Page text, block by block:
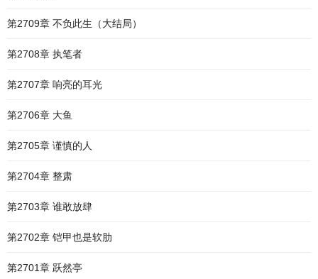
第2709章 不负此生（大结局）
第2708章 执笔者
第2707章 响亮的耳光
第2706章 大鱼
第2705章 谨慎的人
第2704章 整肃
第2703章 谁敢放肆
第2702章 铠甲也是软肋
第2701章 跃然亭